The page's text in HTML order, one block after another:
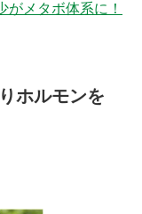
がメタボ体系に！
ホルモンを